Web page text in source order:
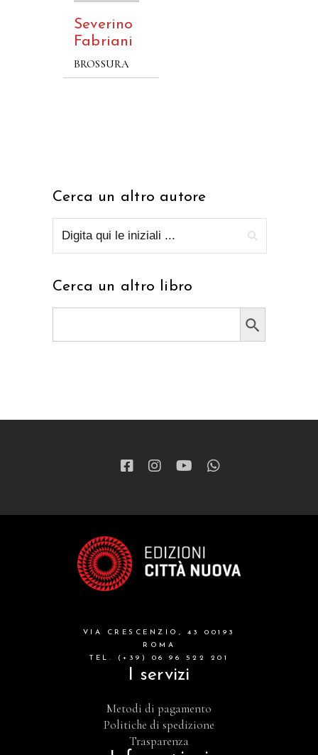
Severino
Fabriani
BROSSURA
Cerca un altro autore
Cerca un altro libro
Search Button
VIA CRESCENZIO, 43 00193
ROMA
TEL. (+39) 06 96 522 201
I servizi
Metodi di pagamento
Politiche di spedizione
Trasparenza